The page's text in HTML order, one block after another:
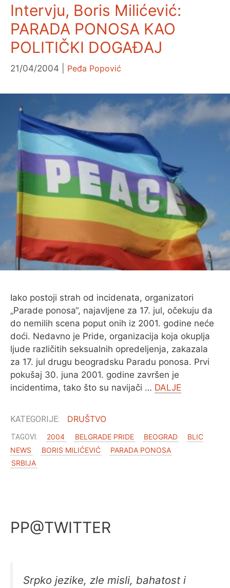
Intervju, Boris Milićević:
PARADA PONOSA KAO
POLITIČKI DOGAĐAJ
21/04/2004 Peđa Popović
Iako postoji strah od incidenata, organizatori
„Parade ponosa“, najavljene za 17. jul, očekuju da
do nemilih scena poput onih iz 2001. godine neće
doći. Nedavno je Pride, organizacija koja okuplja
ljude različitih seksualnih opredeljenja, zakazala
za 17. jul drugu beogradsku Paradu ponosa. Prvi
pokušaj 30. juna 2001. godine završen je
incidentima, tako što su navijači … DALJE
DRUŠTVO
2004 BELGRADE PRIDE BEOGRAD
BLIC
NEWS
BORIS MILIĆEVIĆ
PARADA PONOSA
SRBIJA
PP@TWITTER
Srpko jezike, zle misli, bahatost i